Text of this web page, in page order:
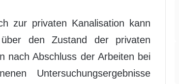
zur privaten Kanalisation kann
den Zustand der privaten
nach Abschluss der Arbeiten bei
Untersuchungsergebnisse